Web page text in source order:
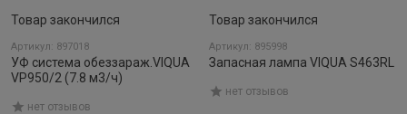
Товар закончился
Артикул: 897018
УФ система обеззараж.VIQUA
VP950/2 (7.8 м3/ч)
нет отзывов
Товар закончился
Артикул: 895998
Запасная лампа VIQUA S463RL
нет отзывов